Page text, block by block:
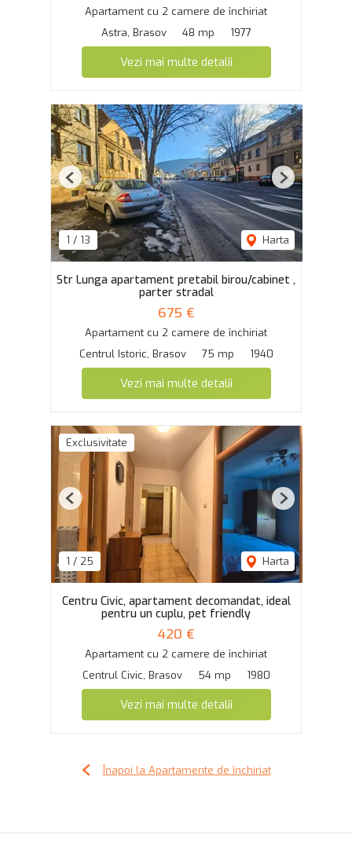
Apartament cu 2 camere de închiriat
Astra, Brasov
48 mp 1977
Vezi mai multe detalii
1 / 13 Harta
Previous Next
Str Lunga apartament pretabil birou/cabinet ,
parter stradal
675 €
Apartament cu 2 camere de închiriat
Centrul Istoric, Brasov
75 mp 1940
Vezi mai multe detalii
Exclusivitate
1 / 25 Harta
Previous Next
Centru Civic, apartament decomandat, ideal
pentru un cuplu, pet friendly
420 €
Apartament cu 2 camere de închiriat
Centrul Civic, Brasov
54 mp 1980
Vezi mai multe detalii
Înapoi la Apartamente de închiriat